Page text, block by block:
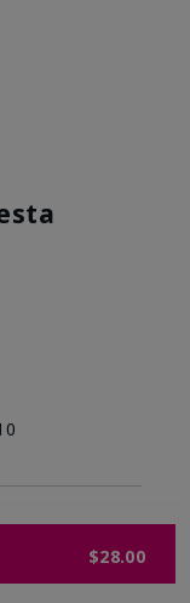
$28.00